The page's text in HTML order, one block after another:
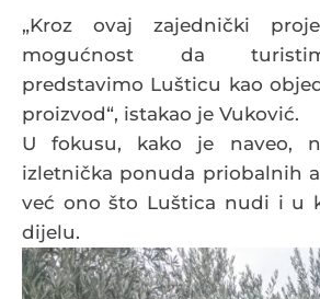
„Kroz ovaj zajednički
mogućnost da
predstavimo Lušticu kao
proizvod“, istakao je Vuković.
U fokusu, kako je naveo,
izletnička ponuda priobalnih
već ono što Luštica nudi i u
dijelu.